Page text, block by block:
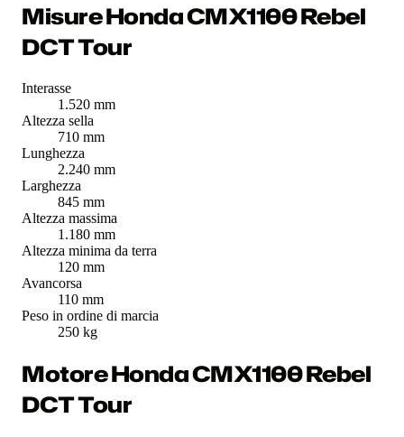
Misure Honda CMX1100 Rebel
DCT Tour
Interasse
1.520 mm
Altezza sella
710 mm
Lunghezza
2.240 mm
Larghezza
845 mm
Altezza massima
1.180 mm
Altezza minima da terra
120 mm
Avancorsa
110 mm
Peso in ordine di marcia
250 kg
Motore Honda CMX1100 Rebel
DCT Tour